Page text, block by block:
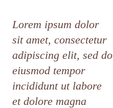
Lorem ipsum dolor
sit amet, consectetur
adipiscing elit, sed do
eiusmod tempor
incididunt ut labore
et dolore magna